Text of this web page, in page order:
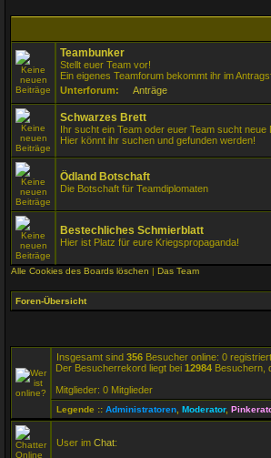
Teambunker
Stellt euer Team vor!
Ein eigenes Teamforum bekommt ihr im
Unterforum:
Anträge
Schwarzes Brett
Ihr sucht ein Team oder euer Team sucht neue
Hier könnt ihr suchen und gefunden werden!
Ödland Botschaft
Die Botschaft für Teamdiplomaten
Bestechliches Schmierblatt
Hier ist Platz für eure Kriegspropaganda!
Alle Cookies des Boards löschen | Das Team
Foren-Übersicht
Insgesamt sind 356 Besucher online: 0
Der Besucherrekord liegt bei 12984 Besuchern,
Mitglieder: 0 Mitglieder
Legende :: Administratoren Moderator,
User im Chat: